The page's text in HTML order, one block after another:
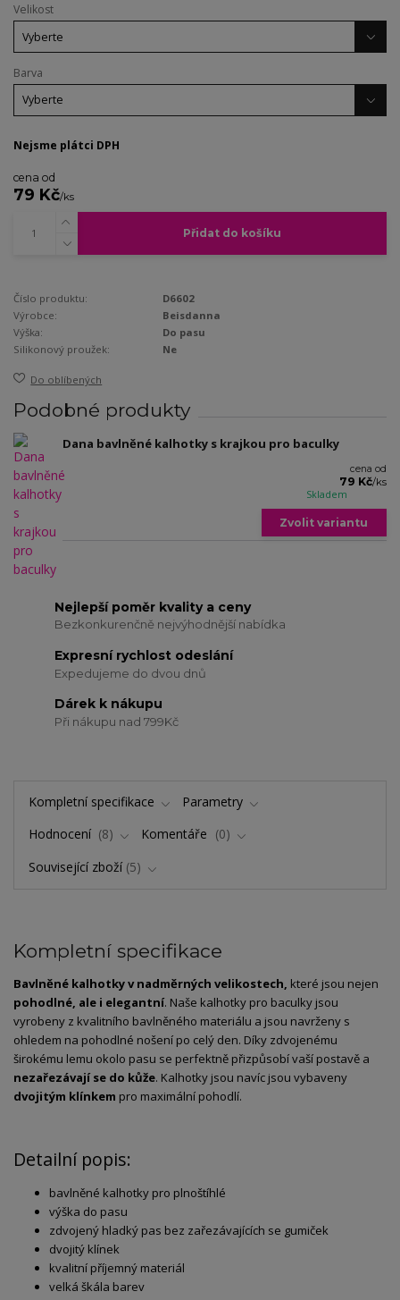
Velikost
Barva
Nejsme plátci DPH
cena od
79 Kč/ks
Přidat do košíku
Číslo produktu:
D6602
Výrobce:
Beisdanna
Výška:
Do pasu
Silikonový proužek:
Ne
Do oblíbených
Podobné produkty
Dana bavlněné kalhotky s krajkou pro baculky
cena od
79 Kč/ks
Skladem
Zvolit variantu
Nejlepší poměr kvality a ceny
Bezkonkurenčně nejvýhodnější nabídka
Expresní rychlost odeslání
Expedujeme do dvou dnů
Dárek k nákupu
Při nákupu nad 799Kč
Kompletní specifikace
Parametry
Hodnocení
8 Komentáře
0
Související zboží 5
Kompletní specifikace
Bavlněné kalhotky v nadměrných velikostech, které jsou nejen
pohodlné, ale i elegantní. Naše kalhotky pro baculky jsou
vyrobeny z kvalitního bavlněného materiálu a jsou navrženy s
ohledem na pohodlné nošení po celý den. Díky zdvojenému
širokému lemu okolo pasu se perfektně přizpůsobí vaší postavě a
nezařezávají se do kůže. Kalhotky jsou navíc jsou vybaveny
dvojitým klínkem pro maximální pohodlí.
Detailní popis:
bavlněné kalhotky pro plnoštíhlé
výška do pasu
zdvojený hladký pas bez zařezávajících se gumiček
dvojitý klínek
kvalitní příjemný materiál
velká škála barev